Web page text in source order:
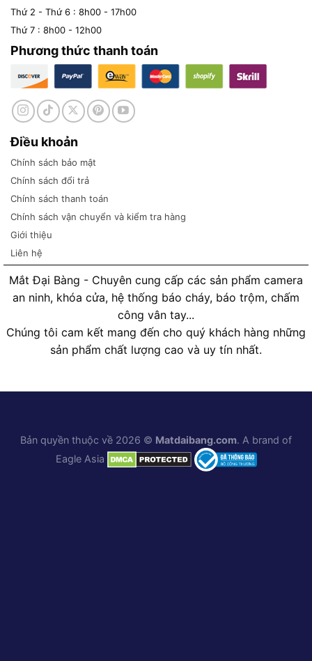
Thứ 2 - Thứ 6 : 8h00 - 17h00
Thứ 7 : 8h00 - 12h00
Phương thức thanh toán
Điều khoản
Chính sách bảo mật
Chính sách đổi trả
Chính sách thanh toán
Chính sách vận chuyển và kiểm tra hàng
Giới thiệu
Liên hệ
Mắt Đại Bàng - Chuyên cung cấp các sản phẩm camera
an ninh, khóa cửa, hệ thống báo cháy, báo trộm, chấm
công vân tay...
Chúng tôi cam kết mang đến cho quý khách hàng những
sản phẩm chất lượng cao và uy tín nhất.
Bản quyền thuộc về 2026 © Matdaibang.com. A brand of
Eagle Asia